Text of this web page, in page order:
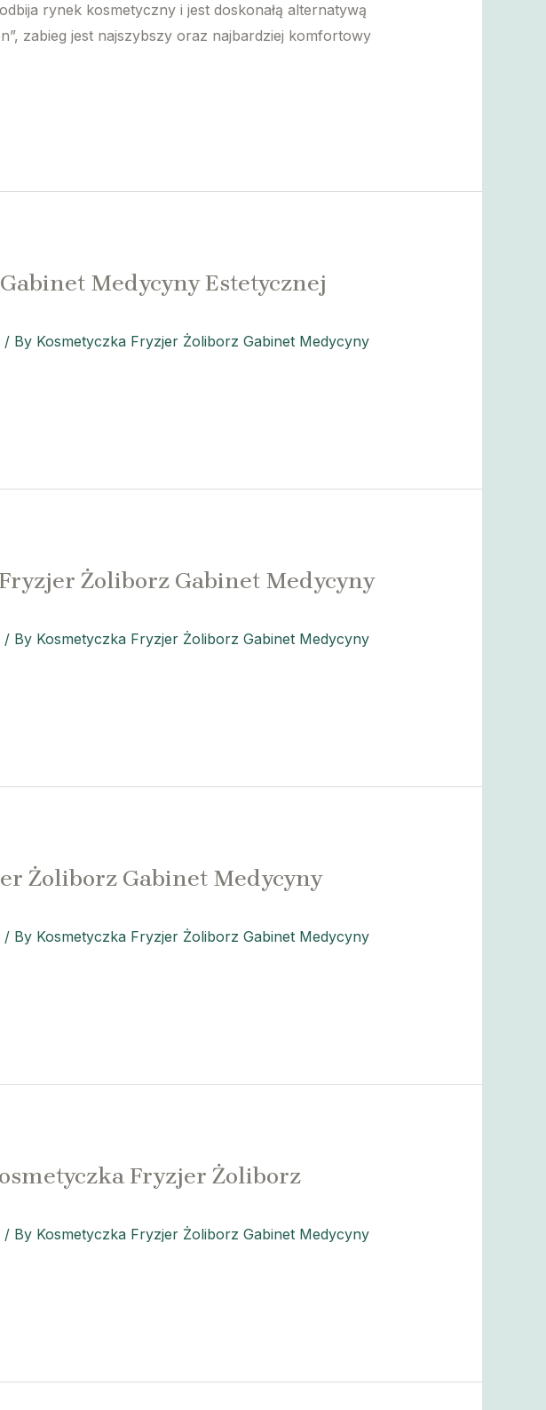
rynek kosmetyczny i jest doskonałą alternatywą
zabieg jest najszybszy oraz najbardziej komfortowy
Medycyny Estetycznej
/ By Kosmetyczka Fryzjer Żoliborz Gabinet Medycyny
Żoliborz Gabinet Medycyny
/ By Kosmetyczka Fryzjer Żoliborz Gabinet Medycyny
Żoliborz Gabinet Medycyny
/ By Kosmetyczka Fryzjer Żoliborz Gabinet Medycyny
Fryzjer Żoliborz
/ By Kosmetyczka Fryzjer Żoliborz Gabinet Medycyny